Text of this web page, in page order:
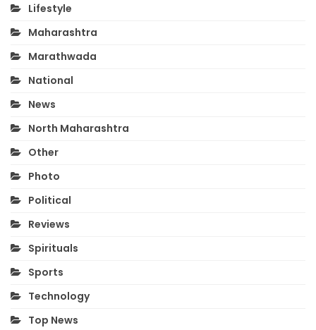
Lifestyle
Maharashtra
Marathwada
National
News
North Maharashtra
Other
Photo
Political
Reviews
Spirituals
Sports
Technology
Top News